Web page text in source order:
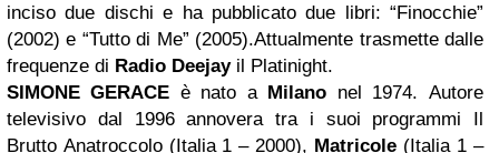
inciso due dischi e ha pubblicato due libri: “Finocchie”
(2002) e “Tutto di Me” (2005).Attualmente trasmette dalle
frequenze di Radio Deejayil Platinight.
SIMONE GERACE è nato a Milano nel 1974. Autore
televisivo dal 1996 annovera tra i suoi programmi Il
Brutto Anatroccolo (Italia 1 – 2000), Matricole (Italia 1 –